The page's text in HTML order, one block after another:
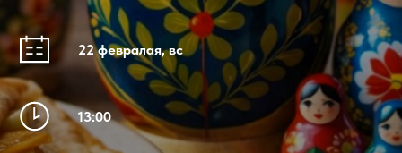
22 февралая, вс
13:00